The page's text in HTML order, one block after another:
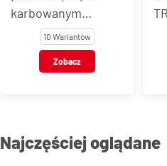
karbowanym
ogonem, stal
nierdzewna, typ
10 Wariantów
Zobacz
Najczęściej oglądane